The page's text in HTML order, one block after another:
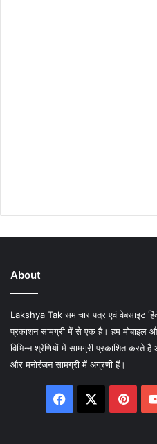
About
Lakshya Tak समाचार पत्र एवं वेबसाइट
प्रकाशन सामग्री में से एक है। हम मोबाइल
विभिन्न श्रेणियों में सामग्री प्रकाशित करते
और मनोरंजन सामग्री में अग्रणी हैं।
Facebook